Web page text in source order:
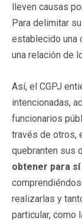
lleven causas
Para delimitar su
establecido una
una relación de
Así, el CGPJ
intencionadas,
funcionarios
través de otros,
quebranten sus
obtener para
realizarlas y
particular, como